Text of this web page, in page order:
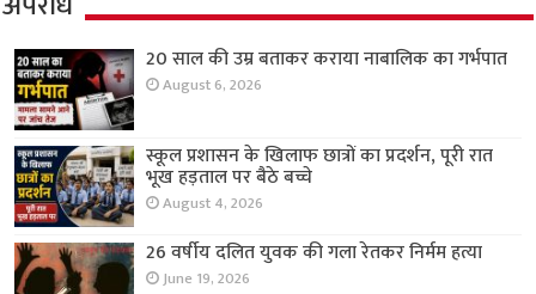
20 साल की उम्र बताकर कराया नाबालिक का गर्भपात
August 6, 2026
स्कूल प्रशासन के खिलाफ छात्रों का प्रदर्शन, पूरी रात
भूख हड़ताल पर बैठे बच्चे
August 4, 2026
26 वर्षीय दलित युवक की गला रेतकर निर्मम हत्या
June 19, 2026